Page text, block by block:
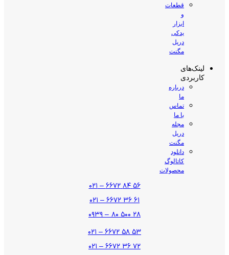
قطعات
و
ابزار
یدکی
دریل
مگنت
لینک‌های
کاربردی
درباره
ما
تماس
با ما
مجله
دریل
مگنت
دانلود
کاتالوگ
محصولات
۵۶ ۸۴ ۶۶۷۲ – ۰۲۱
۶۱ ۳۶ ۶۶۷۲ – ۰۲۱
۲۸ ۵۰۰ ۸۰ – ۰۹۳۹
۵۳ ۵۸ ۶۶۷۲ – ۰۲۱
۷۲ ۳۶ ۶۶۷۲ – ۰۲۱